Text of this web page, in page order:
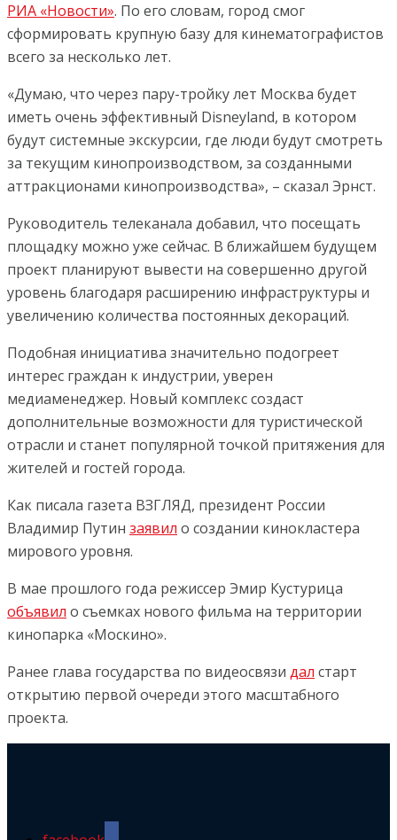
РИА «Новости». По его словам, город смог
сформировать крупную базу для кинематографистов
всего за несколько лет.
«Думаю, что через пару-тройку лет Москва будет
иметь очень эффективный Disneyland, в котором
будут системные экскурсии, где люди будут смотреть
за текущим кинопроизводством, за созданными
аттракционами кинопроизводства», – сказал Эрнст.
Руководитель телеканала добавил, что посещать
площадку можно уже сейчас. В ближайшем будущем
проект планируют вывести на совершенно другой
уровень благодаря расширению инфраструктуры и
увеличению количества постоянных декораций.
Подобная инициатива значительно подогреет
интерес граждан к индустрии, уверен
медиаменеджер. Новый комплекс создаст
дополнительные возможности для туристической
отрасли и станет популярной точкой притяжения для
жителей и гостей города.
Как писала газета ВЗГЛЯД, президент России
Владимир Путин заявил о создании кинокластера
мирового уровня.
В мае прошлого года режиссер Эмир Кустурица
объявил о съемках нового фильма на территории
кинопарка «Москино».
Ранее глава государства по видеосвязи дал старт
открытию первой очереди этого масштабного
проекта.